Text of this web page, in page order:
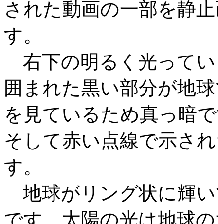
された動画の一部を静
す。
右下の明るく光って
囲まれた黒い部分が地
を見ているため真っ暗
そして赤い点線で示さ
す。
地球がリング状に輝
です。太陽の光は地球